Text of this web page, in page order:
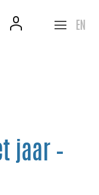
EN
jaar –